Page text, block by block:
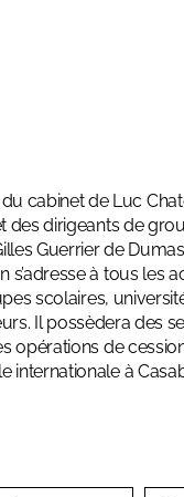
cabinet de Luc
des dirigeants de
Guerrier de
s’adresse à tous les
scolaires,
Il possèdera des
opérations de
à